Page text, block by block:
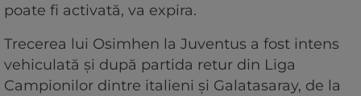
poate fi activată, va expira.
Trecerea lui Osimhen la Juventus a fost intens
vehiculată și după partida retur din Liga
Campionilor dintre italieni și Galatasaray, de la